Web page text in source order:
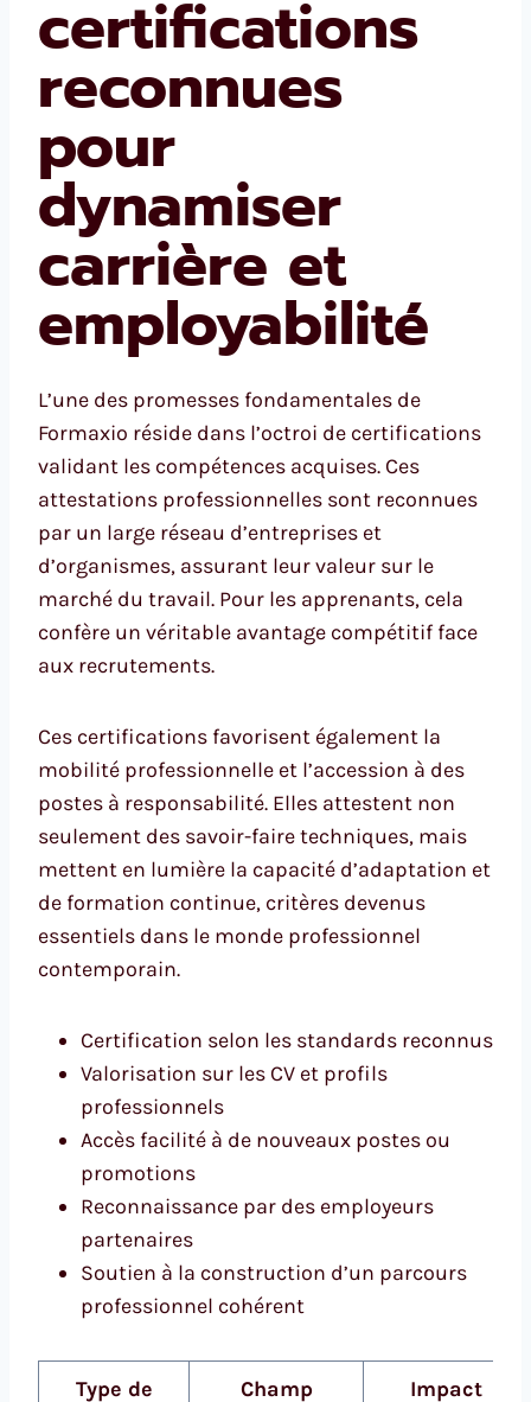
certifications
reconnues
pour
dynamiser
carrière et
employabilité
L’une des promesses fondamentales de
Formaxio réside dans l’octroi de certifications
validant les compétences acquises. Ces
attestations professionnelles sont reconnues
par un large réseau d’entreprises et
d’organismes, assurant leur valeur sur le
marché du travail. Pour les apprenants, cela
confère un véritable avantage compétitif face
aux recrutements.
Ces certifications favorisent également la
mobilité professionnelle et l’accession à des
postes à responsabilité. Elles attestent non
seulement des savoir-faire techniques, mais
mettent en lumière la capacité d’adaptation et
de formation continue, critères devenus
essentiels dans le monde professionnel
contemporain.
Certification selon les standards reconnus
Valorisation sur les CV et profils
professionnels
Accès facilité à de nouveaux postes ou
promotions
Reconnaissance par des employeurs
partenaires
Soutien à la construction d’un parcours
professionnel cohérent
Type de
Champ
Impact